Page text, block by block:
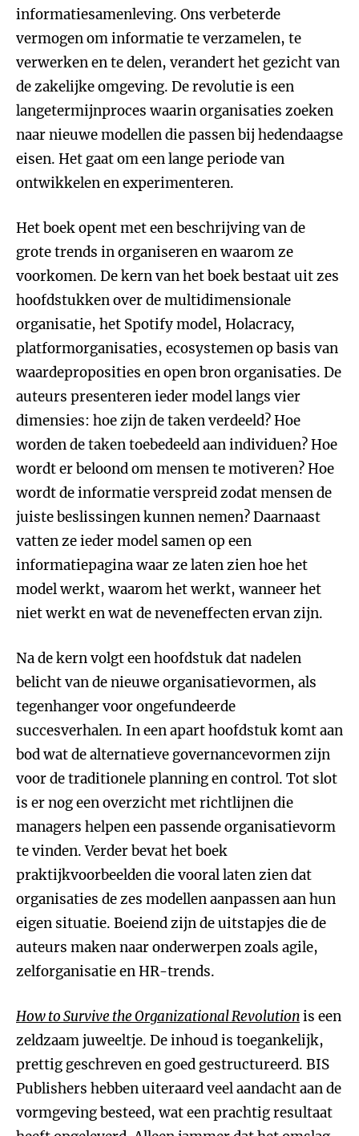
informatiesamenleving. Ons verbeterde
vermogen om informatie te verzamelen, te
verwerken en te delen, verandert het gezicht van
de zakelijke omgeving. De revolutie is een
langetermijnproces waarin organisaties zoeken
naar nieuwe modellen die passen bij hedendaagse
eisen. Het gaat om een lange periode van
ontwikkelen en experimenteren.
Het boek opent met een beschrijving van de
grote trends in organiseren en waarom ze
voorkomen. De kern van het boek bestaat uit zes
hoofdstukken over de multidimensionale
organisatie, het Spotify model, Holacracy,
platformorganisaties, ecosystemen op basis van
waardeproposities en open bron organisaties. De
auteurs presenteren ieder model langs vier
dimensies: hoe zijn de taken verdeeld? Hoe
worden de taken toebedeeld aan individuen? Hoe
wordt er beloond om mensen te motiveren? Hoe
wordt de informatie verspreid zodat mensen de
juiste beslissingen kunnen nemen? Daarnaast
vatten ze ieder model samen op een
informatiepagina waar ze laten zien hoe het
model werkt, waarom het werkt, wanneer het
niet werkt en wat de neveneffecten ervan zijn.
Na de kern volgt een hoofdstuk dat nadelen
belicht van de nieuwe organisatievormen, als
tegenhanger voor ongefundeerde
succesverhalen. In een apart hoofdstuk komt aan
bod wat de alternatieve governancevormen zijn
voor de traditionele planning en control. Tot slot
is er nog een overzicht met richtlijnen die
managers helpen een passende organisatievorm
te vinden. Verder bevat het boek
praktijkvoorbeelden die vooral laten zien dat
organisaties de zes modellen aanpassen aan hun
eigen situatie. Boeiend zijn de uitstapjes die de
auteurs maken naar onderwerpen zoals agile,
zelforganisatie en HR-trends.
How to Survive the Organizational Revolutionis een
zeldzaam juweeltje. De inhoud is toegankelijk,
prettig geschreven en goed gestructureerd. BIS
Publishers hebben uiteraard veel aandacht aan de
vormgeving besteed, wat een prachtig resultaat